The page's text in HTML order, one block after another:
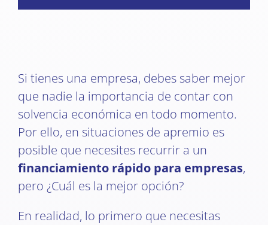
Si tienes una empresa, debes saber mejor
que nadie la importancia de contar con
solvencia económica en todo momento.
Por ello, en situaciones de apremio es
posible que necesites recurrir a un
financiamiento rápido para empresas,
pero ¿Cuál es la mejor opción?
En realidad, lo primero que necesitas